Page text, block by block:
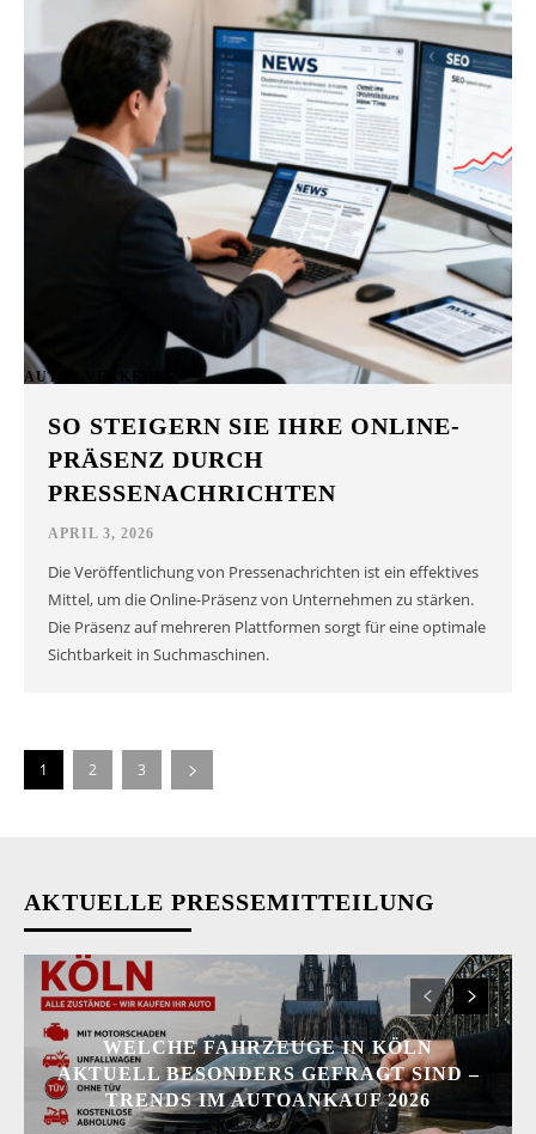
AUTO / VERKEHR
SO STEIGERN SIE IHRE ONLINE-
PRÄSENZ DURCH
PRESSENACHRICHTEN
APRIL 3, 2026
Die Veröffentlichung von Pressenachrichten ist ein effektives
Mittel, um die Online-Präsenz von Unternehmen zu stärken.
Die Präsenz auf mehreren Plattformen sorgt für eine optimale
Sichtbarkeit in Suchmaschinen.
1 2 3
AKTUELLE PRESSEMITTEILUNG
WELCHE FAHRZEUGE IN KÖLN
AKTUELL BESONDERS GEFRAGT SIND –
TRENDS IM AUTOANKAUF 2026